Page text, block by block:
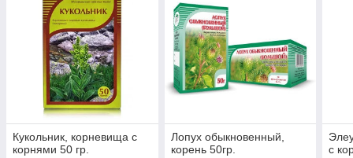
Кукольник, корневища с
корнями 50 гр.
Лопух обыкновенный,
корень 50гр.
с